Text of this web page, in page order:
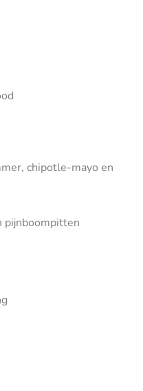
chipotle-mayo en
pijnboompitten